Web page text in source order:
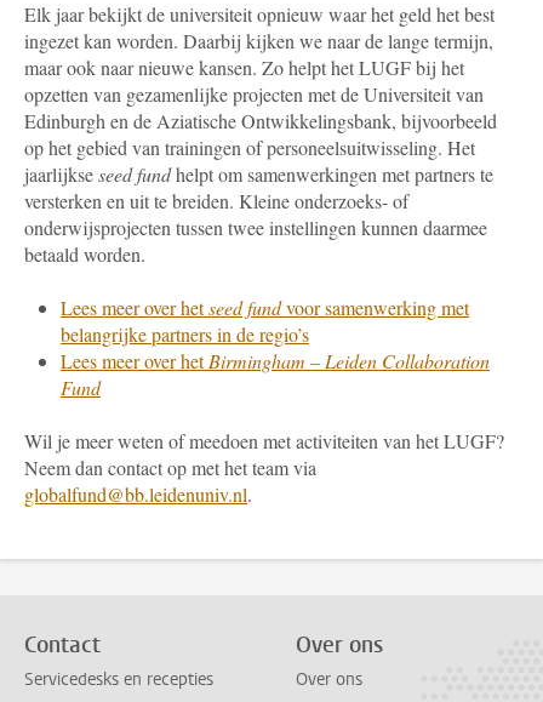
Elk jaar bekijkt de universiteit opnieuw waar het geld het best
ingezet kan worden. Daarbij kijken we naar de lange termijn,
maar ook naar nieuwe kansen. Zo helpt het LUGF bij het
opzetten van gezamenlijke projecten met de Universiteit van
Edinburgh en de Aziatische Ontwikkelingsbank, bijvoorbeeld
op het gebied van trainingen of personeelsuitwisseling. Het
jaarlijkseseed fundhelpt om samenwerkingen met partners te
versterken en uit te breiden. Kleine onderzoeks- of
onderwijsprojecten tussen twee instellingen kunnen daarmee
betaald worden.
Lees meer over hetseed fundvoor samenwerking met
belangrijke partners in de regio’s
Lees meer over hetBirmingham – Leiden Collaboration
Fund
Wil je meer weten of meedoen met activiteiten van het LUGF?
Neem dan contact op met het team via
globalfund@bb.leidenuniv.nl.
Contact
Servicedesks en recepties
Over ons
Over ons